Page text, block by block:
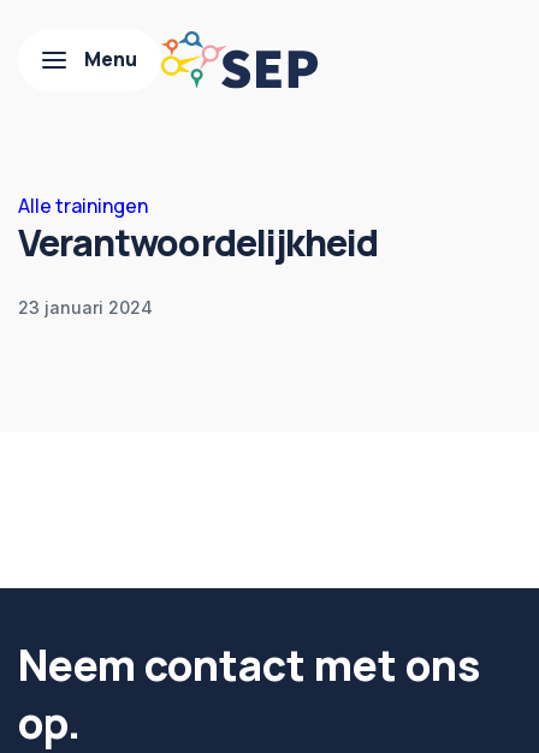
Alle trainingen
Verantwoordelijkheid
23 januari 2024
Neem contact met ons
op.